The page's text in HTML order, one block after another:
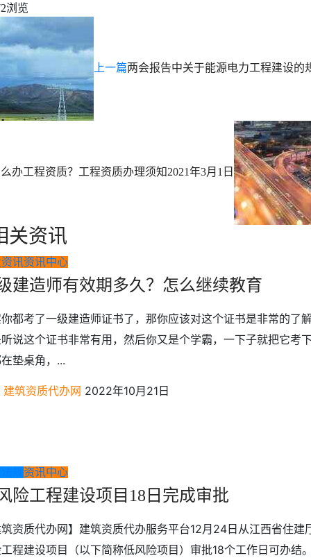
浏览
上一篇两会报告中关于能源电力工程建设的
办工程资质？工程资质办理须知2021年3月1日
关资讯
讯资讯中心
建造师有效期多久？怎么继续教育
都考了一级建造师证书了，那你应该对这个证书是非常的了
说这个证书非常有用，然后你又是个学霸，一下子就把它考
垫桌角，...
建筑资质代办网 2022年10月21日
资讯中心
险工程建设项目18日完成审批
资质代办网】建筑资质代办服务平台12月24日从江西省住建
程建设项目（以下简称低风险项目）审批18个工作日可办结